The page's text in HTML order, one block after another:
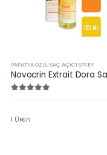
PAPATYA ÖZLÜ SAÇ AÇICI SPREY
1 Ürün